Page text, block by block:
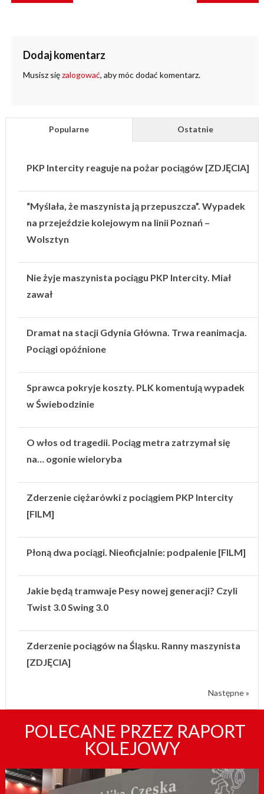
Dodaj komentarz
Musisz sięzalogować, aby móc dodać komentarz.
Popularne Ostatnie
PKP Intercity reaguje na pożar pociągów [ZDJĘCIA]
“Myślała, że maszynista ją przepuszcza”. Wypadek
na przejeździe kolejowym na linii Poznań –
Wolsztyn
Nie żyje maszynista pociągu PKP Intercity. Miał
zawał
Dramat na stacji Gdynia Główna. Trwa reanimacja.
Pociągi opóźnione
Sprawca pokryje koszty. PLK komentują wypadek
w Świebodzinie
O włos od tragedii. Pociąg metra zatrzymał się
na… ogonie wieloryba
Zderzenie ciężarówki z pociągiem PKP Intercity
[FILM]
Płoną dwa pociągi. Nieoficjalnie: podpalenie [FILM]
Jakie będą tramwaje Pesy nowej generacji? Czyli
Twist 3.0 Swing 3.0
Zderzenie pociągów na Śląsku. Ranny maszynista
[ZDJĘCIA]
Następne »
POLECANE PRZEZ RAPORT
KOLEJOWY